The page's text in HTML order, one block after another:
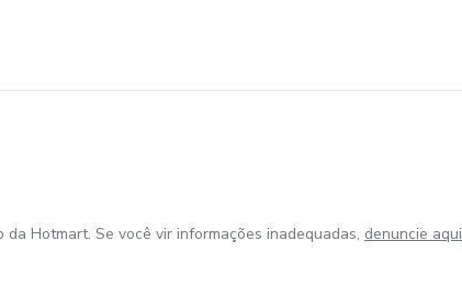
Hotmart. Se você vir informações inadequadas, denuncie aqui